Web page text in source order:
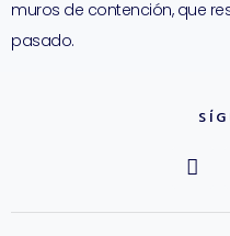
muros de contención, que
pasado.